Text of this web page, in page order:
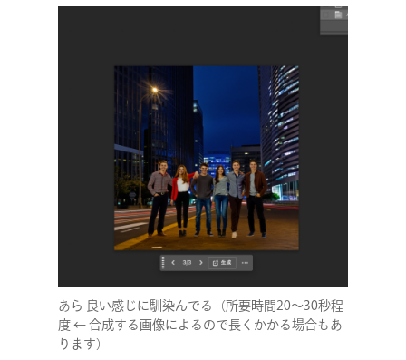
COMPANY
SERVICE
STAFF BLOG
NEWS
CONTACT
あら 良い感じに馴染んでる（所要時間20〜30秒程
度 ← 合成する画像によるので長くかかる場合もあ
ります）